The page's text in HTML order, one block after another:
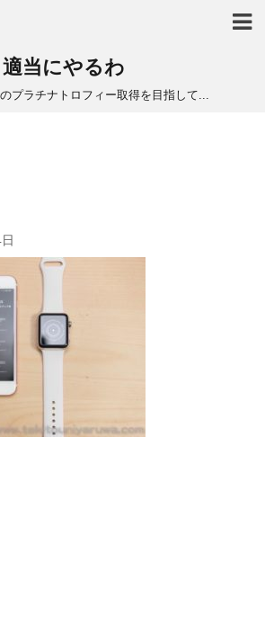
適当にやるわ
プラチナトロフィー取得を目指して...